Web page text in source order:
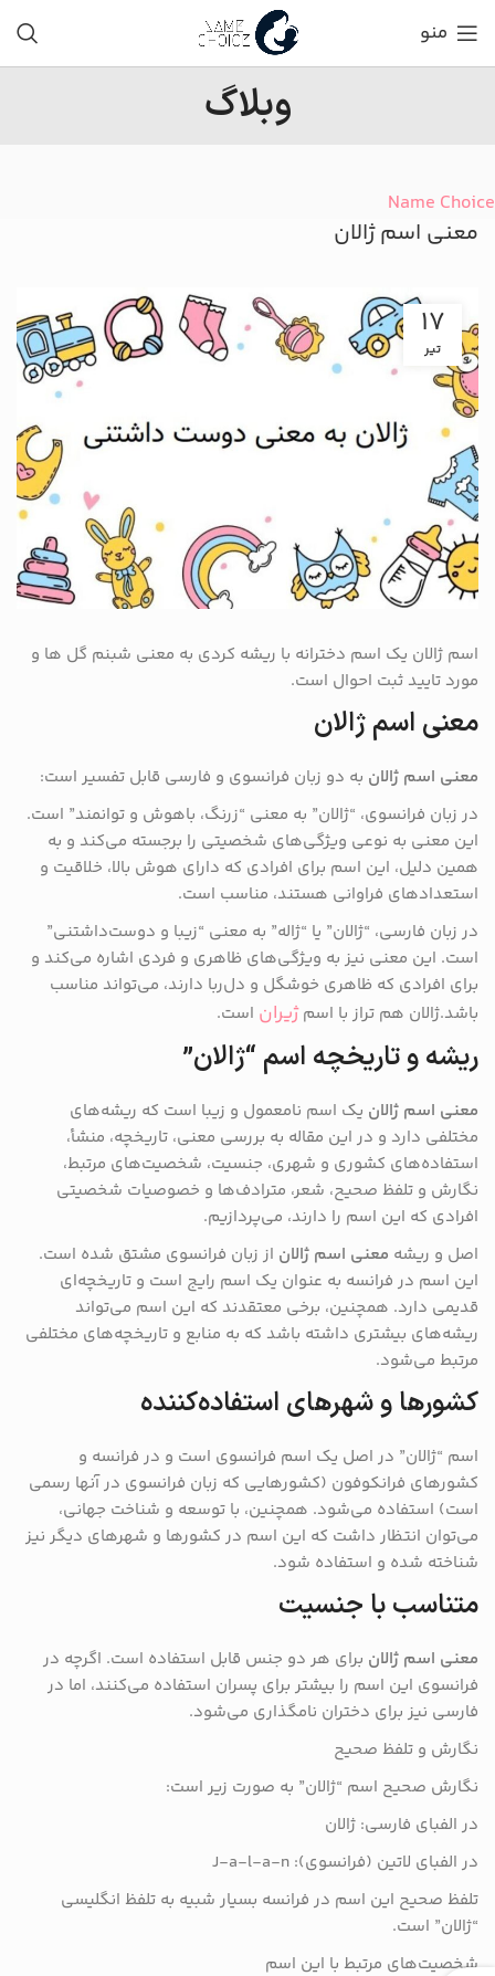
منو
وبلاگ
Name Choice
معنی اسم ژالان
17
تیر
اسم ژالان یک اسم دخترانه با ریشه کردی به معنی شبنم گل ها و
مورد تایید ثبت احوال است.
معنی اسم ژالان
معنی اسم ژالان به دو زبان فرانسوی و فارسی قابل تفسیر است:
در زبان فرانسوی، “ژالان” به معنی “زرنگ، باهوش و توانمند” است.
این معنی به نوعی ویژگی‌های شخصیتی را برجسته می‌کند و به
همین دلیل، این اسم برای افرادی که دارای هوش بالا، خلاقیت و
استعدادهای فراوانی هستند، مناسب است.
در زبان فارسی، “ژالان” یا “ژاله” به معنی “زیبا و دوست‌داشتنی”
است. این معنی نیز به ویژگی‌های ظاهری و فردی اشاره می‌کند و
برای افرادی که ظاهری خوشگل و دل‌ربا دارند، می‌تواند مناسب
باشد.ژالان هم تراز با اسمژیران است.
ریشه و تاریخچه اسم “ژالان”
معنی اسم ژالان یک اسم نامعمول و زیبا است که ریشه‌های
مختلفی دارد و در این مقاله به بررسی معنی، تاریخچه، منشأ،
استفاده‌های کشوری و شهری، جنسیت، شخصیت‌های مرتبط،
نگارش و تلفظ صحیح، شعر، مترادف‌ها و خصوصیات شخصیتی
افرادی که این اسم را دارند، می‌پردازیم.
اصل و ریشه معنی اسم ژالان از زبان فرانسوی مشتق شده است.
این اسم در فرانسه به عنوان یک اسم رایج است و تاریخچه‌ای
قدیمی دارد. همچنین، برخی معتقدند که این اسم می‌تواند
ریشه‌های بیشتری داشته باشد که به منابع و تاریخچه‌های مختلفی
مرتبط می‌شود.
کشورها و شهرهای استفاده‌کننده
اسم “ژالان” در اصل یک اسم فرانسوی است و در فرانسه و
کشورهای فرانکوفون (کشورهایی که زبان فرانسوی در آنها رسمی
است) استفاده می‌شود. همچنین، با توسعه و شناخت جهانی،
می‌توان انتظار داشت که این اسم در کشورها و شهرهای دیگر نیز
شناخته شده و استفاده شود.
متناسب با جنسیت
معنی اسم ژالان برای هر دو جنس قابل استفاده است. اگرچه در
فرانسوی این اسم را بیشتر برای پسران استفاده می‌کنند، اما در
فارسی نیز برای دختران نامگذاری می‌شود.
نگارش و تلفظ صحیح
نگارش صحیح اسم “ژالان” به صورت زیر است:
در الفبای فارسی: ژالان
در الفبای لاتین (فرانسوی): J-a-l-a-n
تلفظ صحیح این اسم در فرانسه بسیار شبیه به تلفظ انگلیسی
“ژالان” است.
شخصیت‌های مرتبط با این اسم